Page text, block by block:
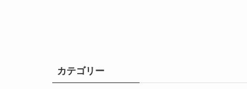
カテゴリー